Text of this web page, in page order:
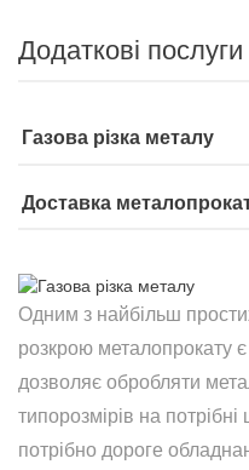
Додаткові послуги
Газова різка металу
Доставка
Одним з найбільш
розкрою металопрокату
дозволяє обробляти
типорозмірів на
потрібно дороге